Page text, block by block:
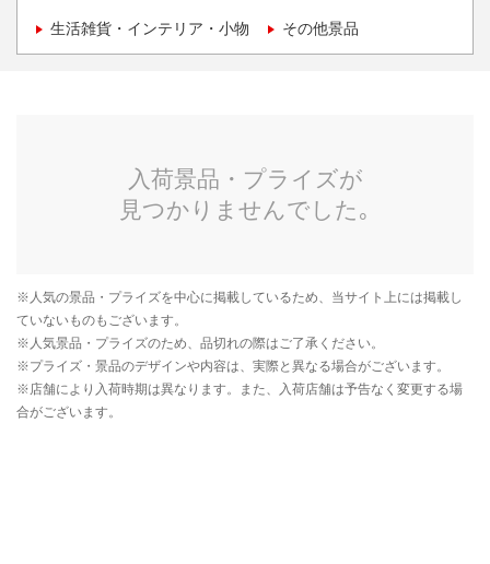
生活雑貨・インテリア・小物 その他景品